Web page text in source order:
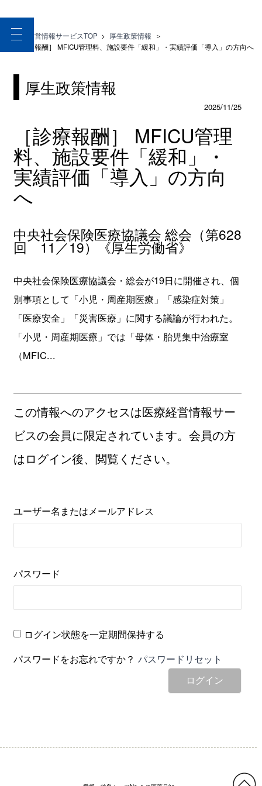
toggle
navigation
医療経営情報サービスTOP > 厚生政策情報 ＞
［診療報酬］ MFICU管理料、施設要件「緩和」・実績評価「導入」の方向へ
厚生政策情報
2025/11/25
［診療報酬］ MFICU管理
料、施設要件「緩和」・
実績評価「導入」の方向
へ
中央社会保険医療協議会 総会（第628
回 11／19）《厚生労働省》
中央社会保険医療協議会・総会が19日に開催され、個
別事項として「小児・周産期医療」「感染症対策」
「医療安全」「災害医療」に関する議論が行われた。
「小児・周産期医療」では「母体・胎児集中治療室
（MFIC...
この情報へのアクセスは医療経営情報サー
ビスの会員に限定されています。会員の方
はログイン後、閲覧ください。
ユーザー名またはメールアドレス
パスワード
ログイン状態を一定期間保持する
パスワードをお忘れですか？パスワードリセット
ログイン